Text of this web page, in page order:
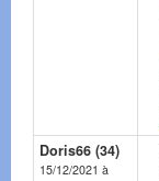
Doris66 (34)
15/12/2021 à